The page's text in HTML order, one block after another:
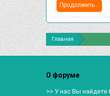
Продолжить...
Главная
О форуме
>> У нас Вы